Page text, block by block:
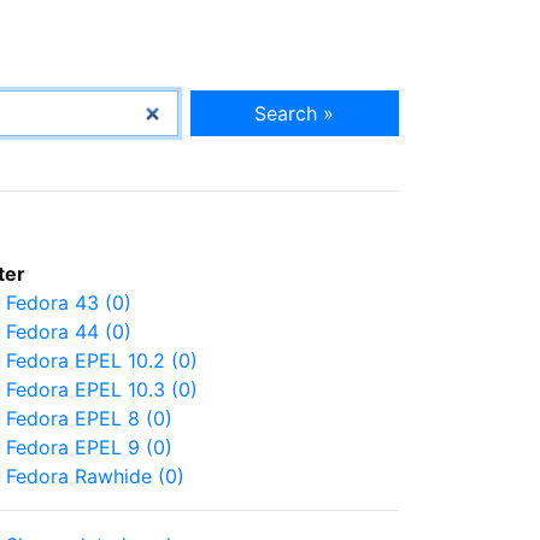
Search »
Fedora 43 (0)
Fedora 44 (0)
Fedora EPEL 10.2 (0)
Fedora EPEL 10.3 (0)
Fedora EPEL 8 (0)
Fedora EPEL 9 (0)
Fedora Rawhide (0)